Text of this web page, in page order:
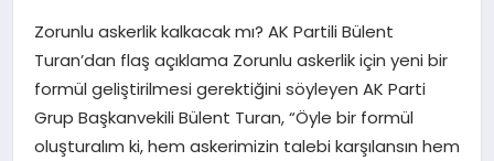
ÇAĞLAYANCERİT
BİZE ULAŞIN
Zorunlu askerlik kalkacak mı? AK Partili Bülent
Turan’dan flaş açıklama Zorunlu askerlik için yeni bir
formül geliştirilmesi gerektiğini söyleyen AK Parti
Grup Başkanvekili Bülent Turan, “Öyle bir formül
oluşturalım ki, hem askerimizin talebi karşılansın hem